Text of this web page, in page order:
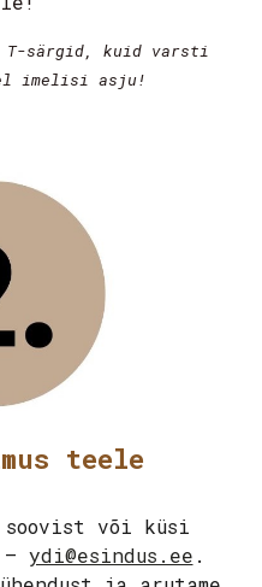
T-särgid, kuid varsti
imelisi asju!
teele
soovist või küsi
ydi@esindus.ee .